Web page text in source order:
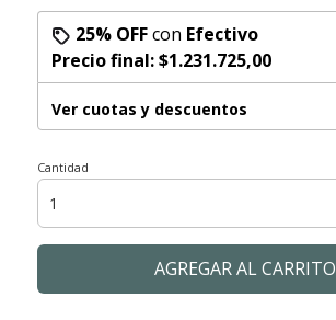
25% OFFcon Efectivo
Precio final:$1.231.725,00
Ver cuotas y descuentos
Cantidad
AGREGAR AL CARRITO